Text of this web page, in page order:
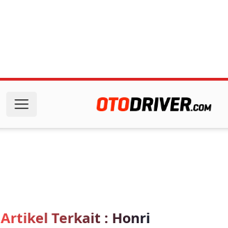
Artikel Terkait : Honri